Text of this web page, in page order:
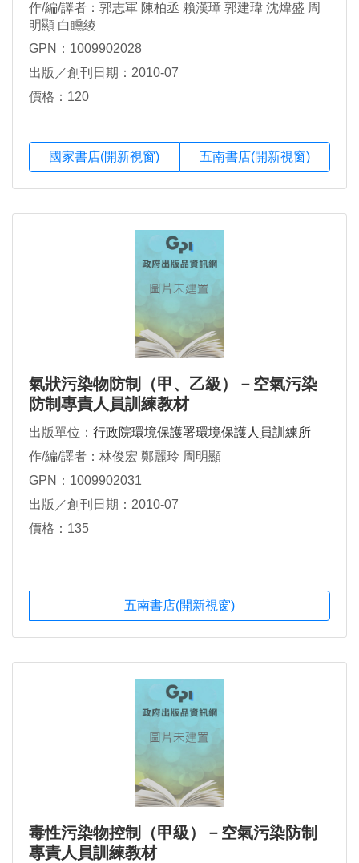
作/編/譯者：郭志軍 陳柏丞 賴漢璋 郭建瑋 沈煒盛 周
明顯 白矄綾
GPN：1009902028
出版／創刊日期：2010-07
價格：120
國家書店(開新視窗) 五南書店(開新視窗)
氣狀污染物防制（甲、乙級）－空氣污染
防制專責人員訓練教材
出版單位： 行政院環境保護署環境保護人員訓練所
作/編/譯者：林俊宏 鄭麗玲 周明顯
GPN：1009902031
出版／創刊日期：2010-07
價格：135
五南書店(開新視窗)
毒性污染物控制（甲級）－空氣污染防制
專責人員訓練教材